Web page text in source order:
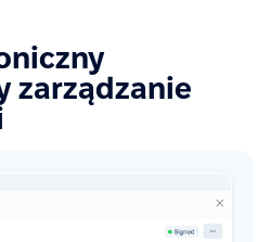
zarządzanie